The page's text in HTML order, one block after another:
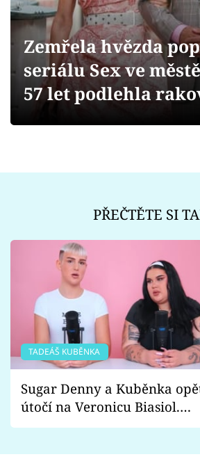
Videa
Sledujte prima+
Zemřela hvězda
seriálu Sex ve
57 let podlehla
PŘEČTĚTE SI
TADEÁŠ KUBĚNKA
Sugar Denny a Kuběnka
útočí na Veronicu Biasiol.
Proč je podle nich falešná a